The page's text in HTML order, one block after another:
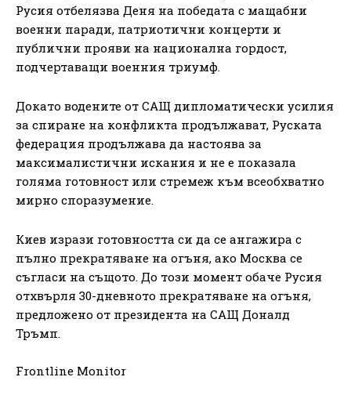
Русия отбелязва Деня на победата с мащабни
военни паради, патриотични концерти и
публични прояви на национална гордост,
подчертаващи военния триумф.
Докато водените от САЩ дипломатически усилия
за спиране на конфликта продължават, Руската
федерация продължава да настоява за
максималистични искания и не е показала
голяма готовност или стремеж към всеобхватно
мирно споразумение.
Киев изрази готовността си да се ангажира с
пълно прекратяване на огъня, ако Москва се
съгласи на същото. До този момент обаче Русия
отхвърля 30-дневното прекратяване на огъня,
предложено от президента на САЩ Доналд
Тръмп.
Frontline Monitor